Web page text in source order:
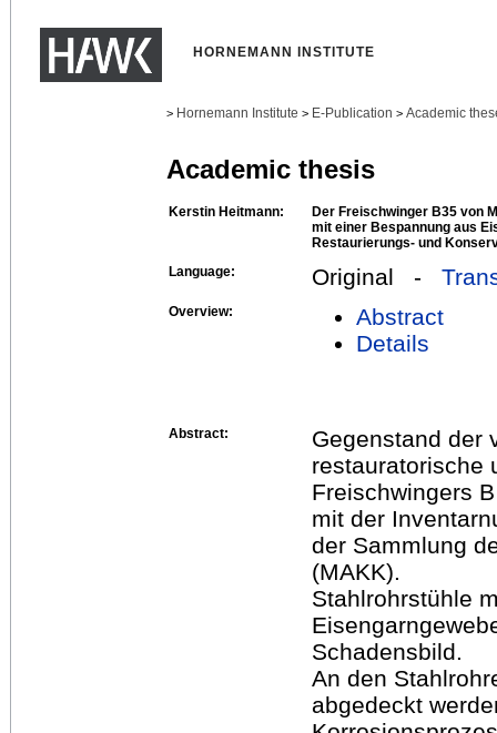
HORNEMANN INSTITUTE
> Hornemann Institute > E-Publication > Academic
Academic thesis
Kerstin Heitmann:
Der Freischwinger B35 von
mit einer Bespannung aus
Restaurierungs- und
Language:
Original -
Overview:
Abstract
Details
Abstract:
Gegenstand der
restauratorische
Freischwingers
mit der
der Sammlung
(MAKK).
Stahlrohrstühle
Schadensbild.
An den
abgedeckt